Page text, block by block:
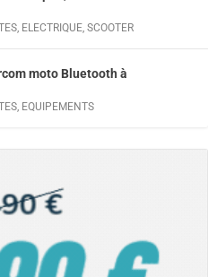
, ELECTRIQUE, SCOOTER
moto Bluetooth à
, EQUIPEMENTS